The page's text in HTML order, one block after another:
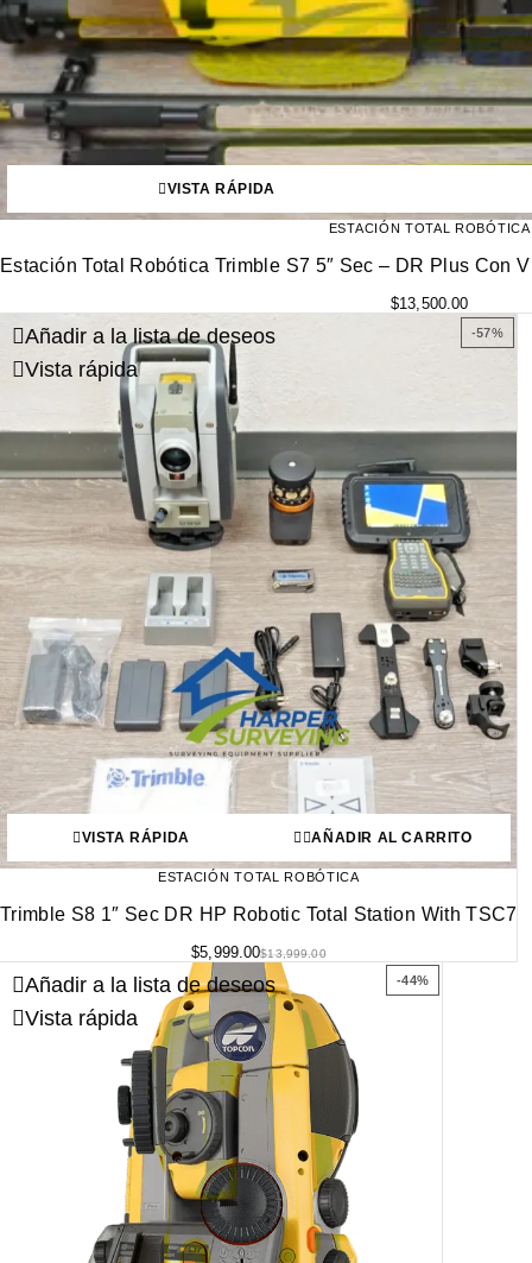
VISTA RÁPIDA
ESTACIÓN TOTAL ROBÓTICA
Estación Total Robótica Trimble S7 5″ Sec – DR Plus Con
$13,500.00
-57%
Añadir a la lista de deseos
Vista rápida
VISTA RÁPIDA AÑADIR AL CARRITO
ESTACIÓN TOTAL ROBÓTICA
Trimble S8 1″ Sec DR HP Robotic Total Station With TSC7
$13,999.00
$5,999.00
-44%
Añadir a la lista de deseos
Vista rápida